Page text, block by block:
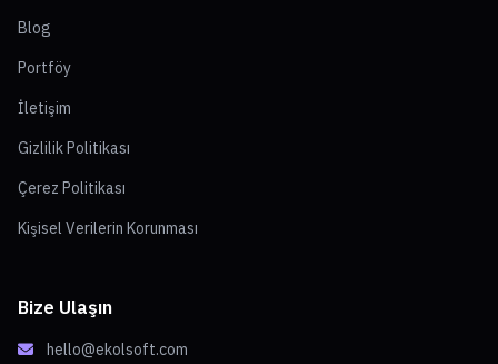
Blog
Portföy
İletişim
Gizlilik Politikası
Çerez Politikası
Kişisel Verilerin Korunması
Bize Ulaşın
hello@ekolsoft.com